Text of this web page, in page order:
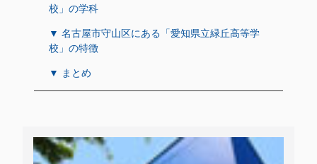
校」の学科
▼ 名古屋市守山区にある「愛知県立緑丘高等学
校」の特徴
▼ まとめ